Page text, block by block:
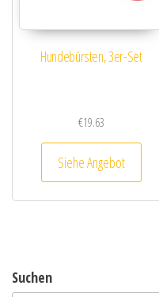
Hundebürsten, 3er-Set
€19.63
Siehe Angebot
Suchen